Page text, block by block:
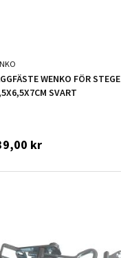
WENKO FÖR STEGE
SVART
kr